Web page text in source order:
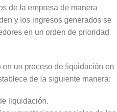
de la empresa de manera
y los ingresos generados se
en un orden de prioridad
un proceso de liquidación en
de la siguiente manera:
liquidación.